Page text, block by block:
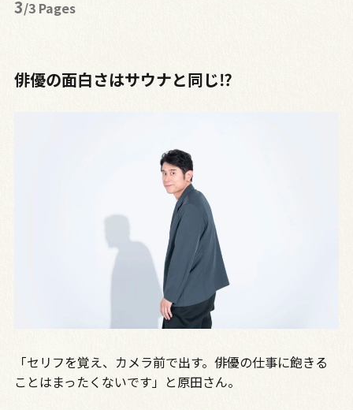
3/3 Pages
俳優の面白さはサウナと同じ⁉
「セリフを覚え、カメラ前で出す。俳優の仕事に飽きる
ことはまったくないです」と原田さん。